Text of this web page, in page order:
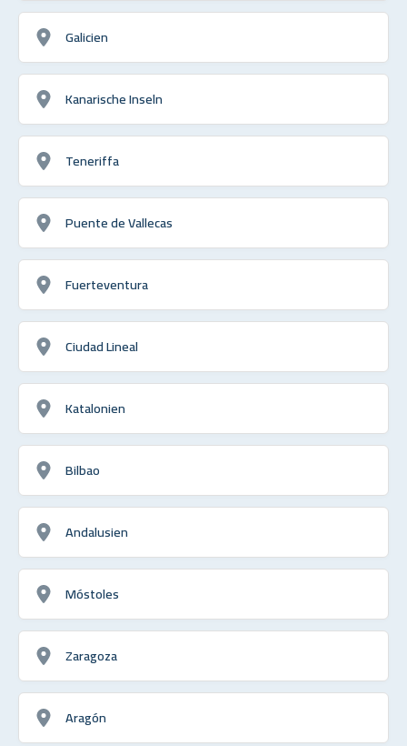
Galicien
Kanarische Inseln
Teneriffa
Puente de Vallecas
Fuerteventura
Ciudad Lineal
Katalonien
Bilbao
Andalusien
Móstoles
Zaragoza
Aragón